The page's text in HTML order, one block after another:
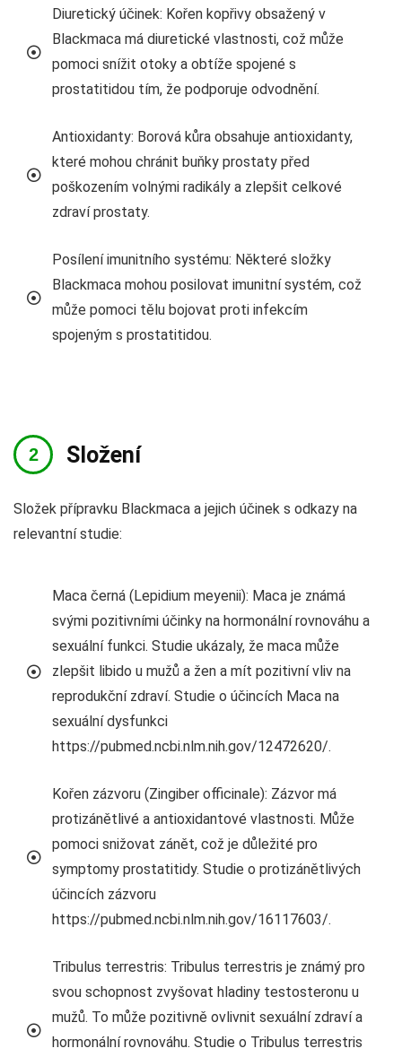
Diuretický účinek: Kořen kopřivy obsažený v
Blackmaca má diuretické vlastnosti, což může
pomoci snížit otoky a obtíže spojené s
prostatitidou tím, že podporuje odvodnění.
Antioxidanty: Borová kůra obsahuje antioxidanty,
které mohou chránit buňky prostaty před
poškozením volnými radikály a zlepšit celkové
zdraví prostaty.
Posílení imunitního systému: Některé složky
Blackmaca mohou posilovat imunitní systém, což
může pomoci tělu bojovat proti infekcím
spojeným s prostatitidou.
Složení
Složek přípravku Blackmaca a jejich účinek s odkazy na
relevantní studie:
Maca černá (Lepidium meyenii): Maca je známá
svými pozitivními účinky na hormonální rovnováhu a
sexuální funkci. Studie ukázaly, že maca může
zlepšit libido u mužů a žen a mít pozitivní vliv na
reprodukční zdraví. Studie o účincích Maca na
sexuální dysfunkci
https://pubmed.ncbi.nlm.nih.gov/12472620/.
Kořen zázvoru (Zingiber officinale): Zázvor má
protizánětlivé a antioxidantové vlastnosti. Může
pomoci snižovat zánět, což je důležité pro
symptomy prostatitidy. Studie o protizánětlivých
účincích zázvoru
https://pubmed.ncbi.nlm.nih.gov/16117603/.
Tribulus terrestris: Tribulus terrestris je známý pro
svou schopnost zvyšovat hladiny testosteronu u
mužů. To může pozitivně ovlivnit sexuální zdraví a
hormonální rovnováhu. Studie o Tribulus terrestris